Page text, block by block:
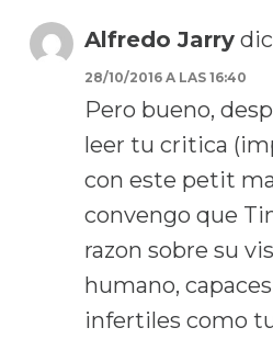
Alfredo Jarry
28/10/2016 A LAS 16:40
Pero bueno,
leer tu critica
con este petit
convengo que
razon sobre su
humano,
infertiles como